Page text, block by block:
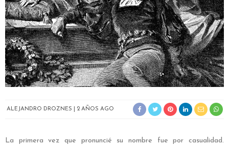
ALEJANDRO DROZNES 2 AÑOS AGO
La primera vez que pronuncié su nombre fue por casualidad.